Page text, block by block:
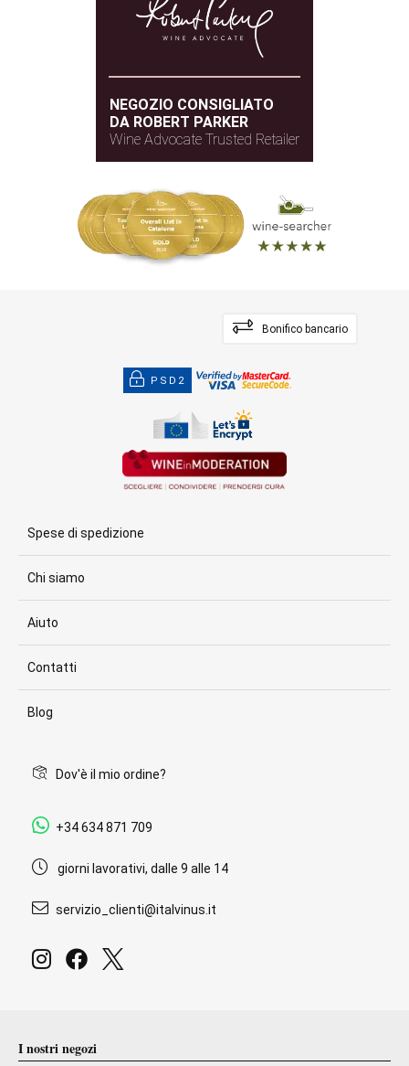
NEGOZIO CONSIGLIATO
DA ROBERT PARKER
Wine Advocate Trusted Retailer
Bonifico bancario
PSD2
Spese di spedizione
Chi siamo
Aiuto
Contatti
Blog
Dov'è il mio ordine?
+34 634 871 709
giorni lavorativi, dalle 9 alle 14
servizio_clienti@italvinus.it
I nostri negozi